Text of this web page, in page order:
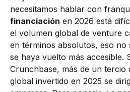
necesitamos hablar con
financiación en 2026 está
el volumen global de venture
en términos absolutos, eso no
se haya vuelto más accesible.
Crunchbase, más de un tercio
global invertido en 2025 se